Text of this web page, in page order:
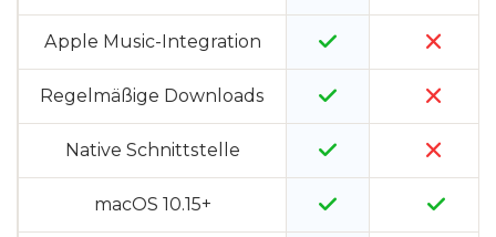
Apple Music-Integration
Regelmäßige Downloads
Native Schnittstelle
macOS 10.15+